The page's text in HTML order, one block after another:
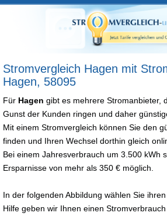
Stromvergleich Hagen mit
Hagen, 58095
Für Hagen gibt es mehrere Stromanbieter,
Gunst der Kunden ringen und daher
Mit einem Stromvergleich können Sie den
finden und Ihren Wechsel dorthin gleich
Bei einem Jahresverbrauch um 3.500 kWh
Ersparnisse von mehr als 350 € möglich.
In der folgenden Abbildung wählen Sie
Hilfe geben wir Ihnen einen